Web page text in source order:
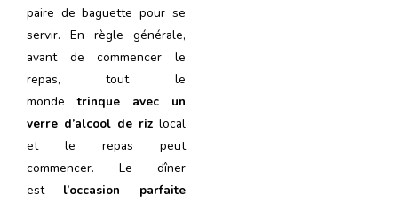
paire de baguette pour se
servir. En règle générale,
avant de commencer le
repas, tout le
mondetrinque avec un
verre d’alcool de rizlocal
et le repas peut
commencer. Le dîner
est l’occasion parfaite